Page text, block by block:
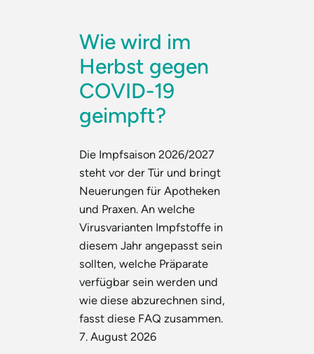
Wie wird im
Herbst gegen
COVID-19
geimpft?
Die Impfsaison 2026/2027
steht vor der Tür und bringt
Neuerungen für Apotheken
und Praxen. An welche
Virusvarianten Impfstoffe in
diesem Jahr angepasst sein
sollten, welche Präparate
verfügbar sein werden und
wie diese abzurechnen sind,
fasst diese FAQ zusammen.
7. August 2026